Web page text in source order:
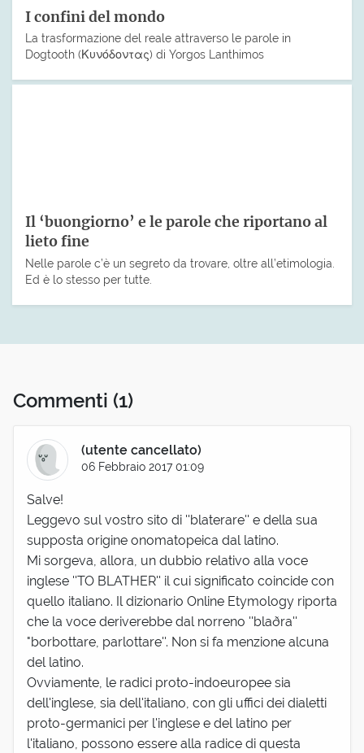
I confini del mondo
La trasformazione del reale attraverso le parole in
Dogtooth (Κυνόδοντας) di Yorgos Lanthimos
Il ‘buongiorno’ e le parole che riportano al
lieto fine
Nelle parole c’è un segreto da trovare, oltre all’etimologia.
Ed è lo stesso per tutte.
Commenti (1)
(utente cancellato)
06 Febbraio 2017 01:09
Salve!
Leggevo sul vostro sito di ''blaterare'' e della sua
supposta origine onomatopeica dal latino.
Mi sorgeva, allora, un dubbio relativo alla voce
inglese ''TO BLATHER'' il cui significato coincide con
quello italiano. Il dizionario Online Etymology riporta
che la voce deriverebbe dal norreno ''blaðra''
"borbottare, parlottare''. Non si fa menzione alcuna
del latino.
Ovviamente, le radici proto-indoeuropee sia
dell'inglese, sia dell'italiano, con gli uffici dei dialetti
proto-germanici per l'inglese e del latino per
l'italiano, possono essere alla radice di questa